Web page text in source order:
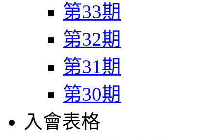
第33期
第32期
第31期
第30期
入會表格